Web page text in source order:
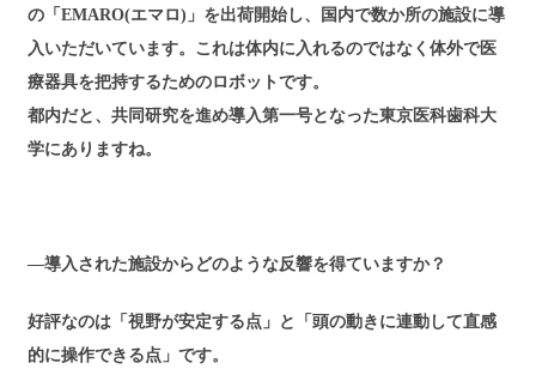
の「EMARO(エマロ)」を出荷開始し、国内で数か所の施設に導
入いただいています。これは体内に入れるのではなく体外で医
療器具を把持するためのロボットです。
都内だと、共同研究を進め導入第一号となった東京医科歯科大
学にありますね。
―導入された施設からどのような反響を得ていますか？
好評なのは「視野が安定する点」と「頭の動きに連動して直感
的に操作できる点」です。